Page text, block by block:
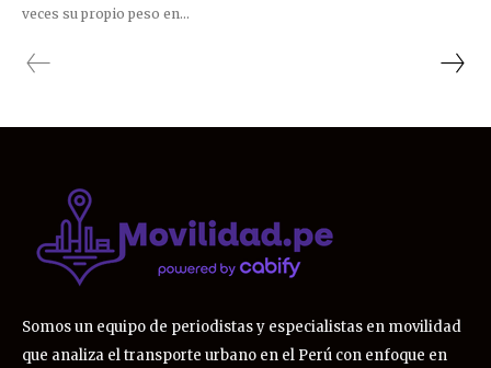
veces su propio peso en...
Somos un equipo de periodistas y especialistas en movilidad
que analiza el transporte urbano en el Perú con enfoque en